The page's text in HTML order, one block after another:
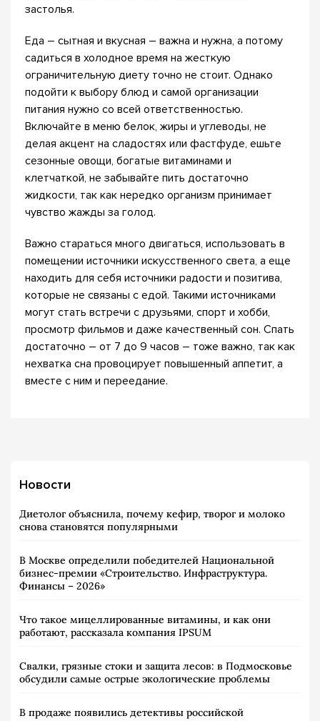
застолья.
Еда – сытная и вкусная – важна и нужна, а потому
садиться в холодное время на жесткую
ограничительную диету точно не стоит. Однако
подойти к выбору блюд и самой организации
питания нужно со всей ответственностью.
Включайте в меню белок, жиры и углеводы, не
делая акцент на сладостях или фастфуде, ешьте
сезонные овощи, богатые витаминами и
клетчаткой, не забывайте пить достаточно
жидкости, так как нередко организм принимает
чувство жажды за голод.
Важно стараться много двигаться, использовать в
помещении источники искусственного света, а еще
находить для себя источники радости и позитива,
которые не связаны с едой. Такими источниками
могут стать встречи с друзьями, спорт и хобби,
просмотр фильмов и даже качественный сон. Спать
достаточно – от 7 до 9 часов – тоже важно, так как
нехватка сна провоцирует повышенный аппетит, а
вместе с ним и переедание.
Новости
Диетолог объяснила, почему кефир, творог и молоко
снова становятся популярными
В Москве определили победителей Национальной
бизнес-премии «Строительство. Инфраструктура.
Финансы – 2026»
Что такое мицеллированные витамины, и как они
работают, рассказала компания IPSUM
Свалки, грязные стоки и защита лесов: в Подмосковье
обсудили самые острые экологические проблемы
В продаже появились детективы российской